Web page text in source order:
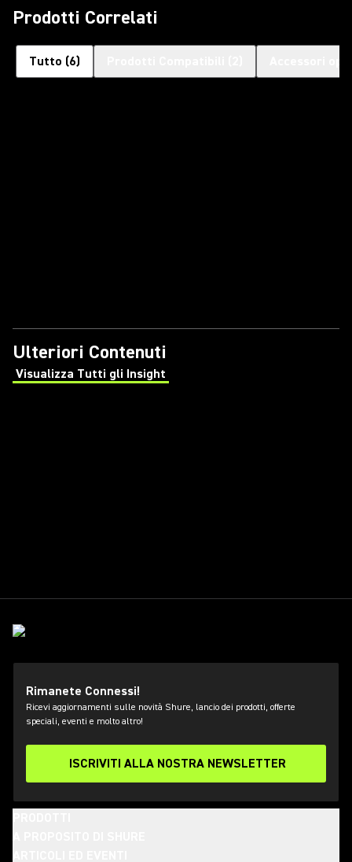
Prodotti Correlati
Tutto (6)
Ulteriori Contenuti
Visualizza Tutti gli Insight
(Opens in a new tab)
Rimanete Connessi!
Ricevi aggiornamenti sulle novità Shure, lancio dei prodotti, offerte
speciali, eventi e molto altro!
ISCRIVITI ALLA NOSTRA NEWSLETTER